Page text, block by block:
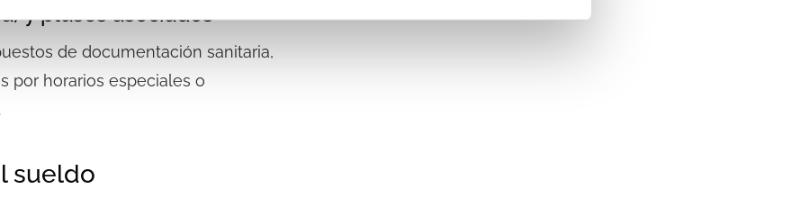
y pluses asociados
de documentación sanitaria,
por horarios especiales o
sueldo